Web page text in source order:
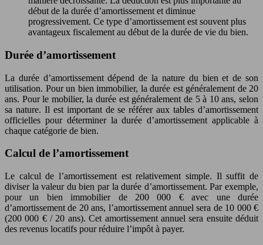
début de la durée d’amortissement et diminue
progressivement. Ce type d’amortissement est souvent plus
avantageux fiscalement au début de la durée de vie du bien.
Durée d’amortissement
La durée d’amortissement dépend de la nature du bien et de son
utilisation. Pour un bien immobilier, la durée est généralement de 20
ans. Pour le mobilier, la durée est généralement de 5 à 10 ans, selon
sa nature. Il est important de se référer aux tables d’amortissement
officielles pour déterminer la durée d’amortissement applicable à
chaque catégorie de bien.
Calcul de l’amortissement
Le calcul de l’amortissement est relativement simple. Il suffit de
diviser la valeur du bien par la durée d’amortissement. Par exemple,
pour un bien immobilier de 200 000 € avec une durée
d’amortissement de 20 ans, l’amortissement annuel sera de 10 000 €
(200 000 € / 20 ans). Cet amortissement annuel sera ensuite déduit
des revenus locatifs pour réduire l’impôt à payer.